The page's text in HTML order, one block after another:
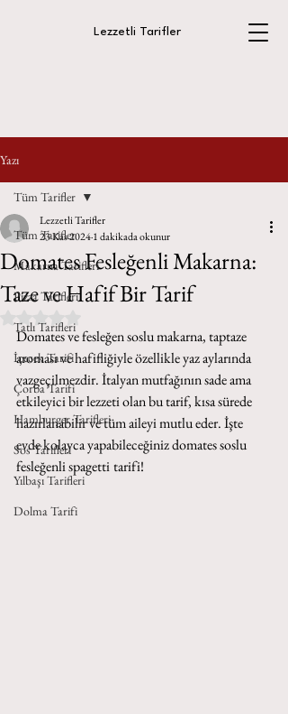
Lezzetli Tarifler
Yazı
Tüm Tarifler
Makarna Tarifleri
Pizza Tarifleri
Tatlı Tarifleri
İçecek Tarifi
Çorba Tarifi
Hamburger Tarifleri
Sos Tarifleri
Yılbaşı Tarifleri
Dolma Tarifi
Tüm Tarifler
Domates Fesleğenli Makarna:
Taze ve Hafif Bir Tarif
Lezzetli Tarifler
23 Kas 20241 dakikada okunur
Domates ve fesleğen soslu makarna, taptaze
aroması ve hafifliğiyle özellikle yaz aylarında
vazgeçilmezdir. İtalyan mutfağının sade ama
etkileyici bir lezzeti olan bu tarif, kısa sürede
hazırlanabilir ve tüm aileyi mutlu eder. İşte
evde kolayca yapabileceğiniz domates soslu
fesleğenli spagettitarifi!